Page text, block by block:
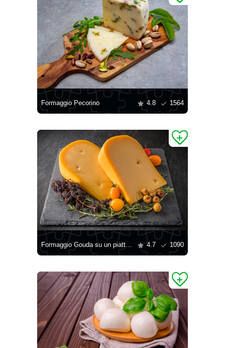
Formaggio Pecorino 4.8 1564
Formaggio Gouda su un piatto nero 4.7 1090